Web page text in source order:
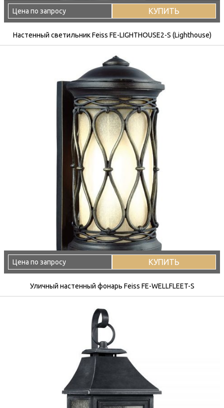
Цена по запросу КУПИТЬ
Настенный светильник Feiss FE-LIGHTHOUSE2-S (Lighthouse)
Цена по запросу КУПИТЬ
Уличный настенный фонарь Feiss FE-WELLFLEET-S